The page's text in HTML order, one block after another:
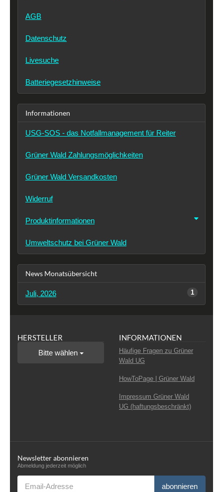
AGB
Datenschutz
Livesuche
Batteriegesetzhinweise
Informationen
USG-SOS - das Notfallmanagement für Reiter
Grüner Wald Zahlungsmöglichkeiten
Grüner Wald Versandkosten
Widerruf
Produktinformationen
Umweltschutz bei Grüner Wald
News Monatsübersicht
Juli, 2026 1
HERSTELLER
Bitte wählen
INFORMATIONEN
Häufige Fragen zu Grüner
Wald UG
HowToPage | Grüner Wald
Impressum Grüner Wald
UG (haftungsbeschränkt)
Newsletter abonnieren
Abmeldung jederzeit möglich
abonnieren